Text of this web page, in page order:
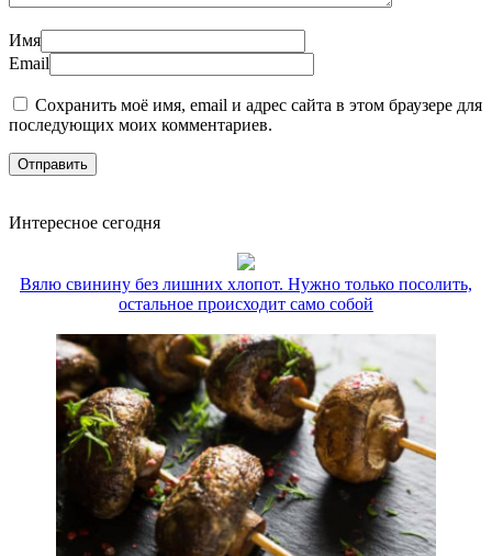
Имя
Email
Сохранить моё имя, email и адрес сайта в этом браузере для
последующих моих комментариев.
Интересное сегодня
Вялю свинину без лишних хлопот. Нужно только посолить,
остальное происходит само собой